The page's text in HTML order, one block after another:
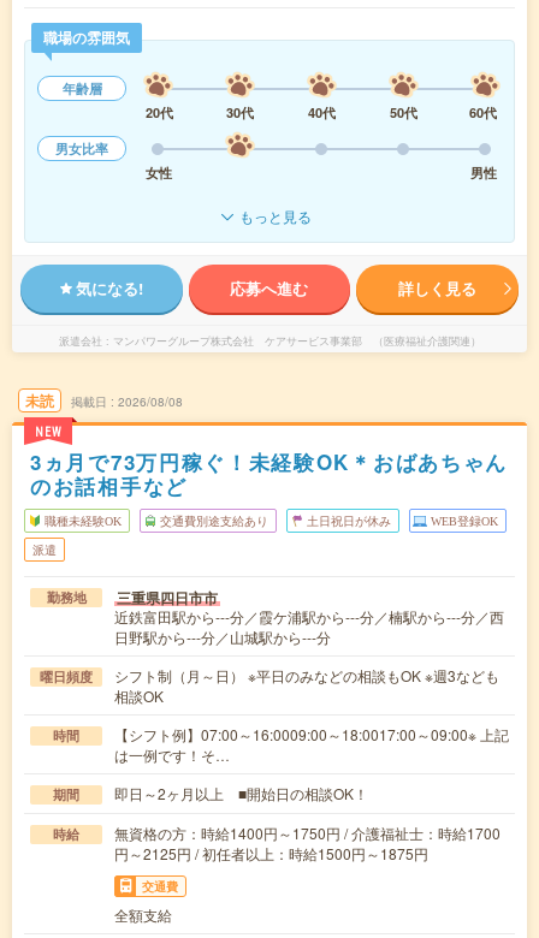
職場の雰囲気
年齢層
20代
30代 40代 50代
60代
男女比率
女性
男性
もっと見る
気になる! 応募へ進む 詳しく見る
派遣会社 マンパワーグループ株式会社 ケアサービス事業部 （医療福祉介護関連）
未読
NEW
掲載日 2026/08/08
3ヵ月で73万円稼ぐ！未経験OK＊おばあちゃん
のお話相手など
職種未経験OK 交通費別途支給あり 土日祝日が休み WEB登録OK
派遣
勤務地 三重県四日市市
近鉄富田駅から---分／霞ケ浦駅から---分／楠駅から---分／西
日野駅から---分／山城駅から---分
曜日頻度
シフト制（月～日） ※平日のみなどの相談もOK ※週3なども
相談OK
時間
【シフト例】07:00～16:0009:00～18:0017:00～09:00※ 上記
は一例です！そ…
期間 即日～2ヶ月以上 ■開始日の相談OK！
時給
無資格の方：時給1400円～1750円 / 介護福祉士：時給1700
円～2125円 / 初任者以上：時給1500円～1875円
交通費
全額支給